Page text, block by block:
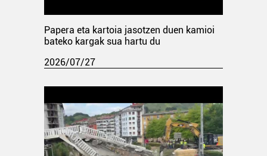
Papera eta kartoia jasotzen duen kamioi
bateko kargak sua hartu du
2026/07/27